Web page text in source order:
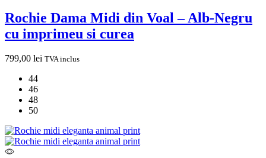
Rochie Dama Midi din Voal – Alb-Negru
cu imprimeu si curea
799,00 lei TVA inclus
44
46
48
50